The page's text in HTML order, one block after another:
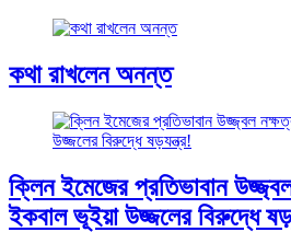
কথা রাখলেন অনন্ত
ক্লিন ইমেজের প্রতিভাবান
ইকবাল ভূইয়া উজ্জলের বিরুদ্ধে